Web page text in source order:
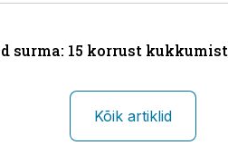
surma: 15 korrust kukkumist
Kõik artiklid